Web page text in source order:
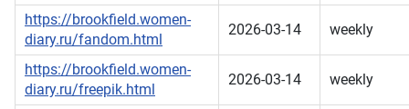
https://brookfield.women-
diary.ru/fandom.html
2026-03-14 weekly
https://brookfield.women-
diary.ru/freepik.html
2026-03-14 weekly